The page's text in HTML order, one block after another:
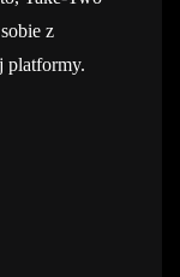
z
platformy.